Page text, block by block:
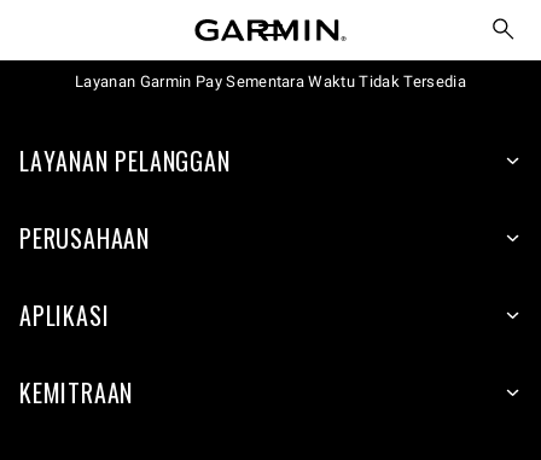
Layanan Garmin Pay Sementara Waktu Tidak Tersedia
LAYANAN PELANGGAN
PERUSAHAAN
APLIKASI
KEMITRAAN